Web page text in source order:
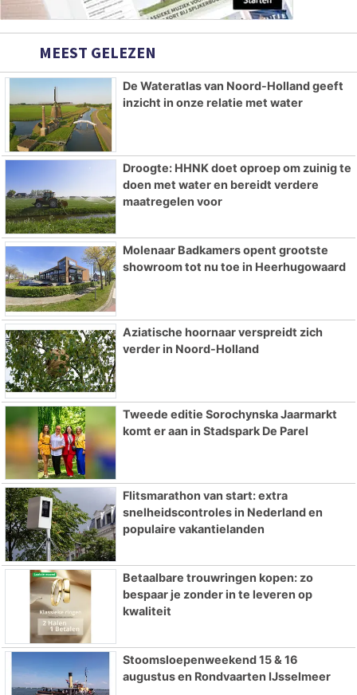
MEEST GELEZEN
De Wateratlas van Noord-Holland geeft
inzicht in onze relatie met water
Droogte: HHNK doet oproep om zuinig te
doen met water en bereidt verdere
maatregelen voor
Molenaar Badkamers opent grootste
showroom tot nu toe in Heerhugowaard
Aziatische hoornaar verspreidt zich
verder in Noord-Holland
Tweede editie Sorochynska Jaarmarkt
komt er aan in Stadspark De Parel
Flitsmarathon van start: extra
snelheidscontroles in Nederland en
populaire vakantielanden
Betaalbare trouwringen kopen: zo
bespaar je zonder in te leveren op
kwaliteit
Stoomsloepenweekend 15 & 16
augustus en Rondvaarten IJsselmeer